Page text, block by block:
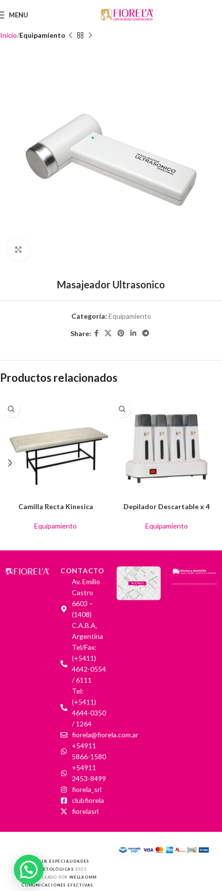
MENU
Inicio Equipamiento
Masajeador Ultrasonico
Categoría: Equipamiento
Share:
Productos relacionados
Camilla Recta Kinesica
Equipamiento
Depilador Descartable x 4
Equipamiento
CONTACTO
Av. Emilio
Castro
6603 –
(1408)
C.A.B.A,
Argentina
Tel/Fax:
(+5411)
4642-0554
/ 6111
Tel:
(+5411)
4644-0350
/ 1264
fiorela@fiorela.com.ar
+54911
5866-1580
+54911
2453-8499
fiorela_srl
clubfiorela
fiorelasrl
FIOREL'A ESPECIALIDADES
COSMETOLÓGICAS 2023
DESARROLLADO PORWELLKOMM
COMUNICACIONES EFECTIVAS.